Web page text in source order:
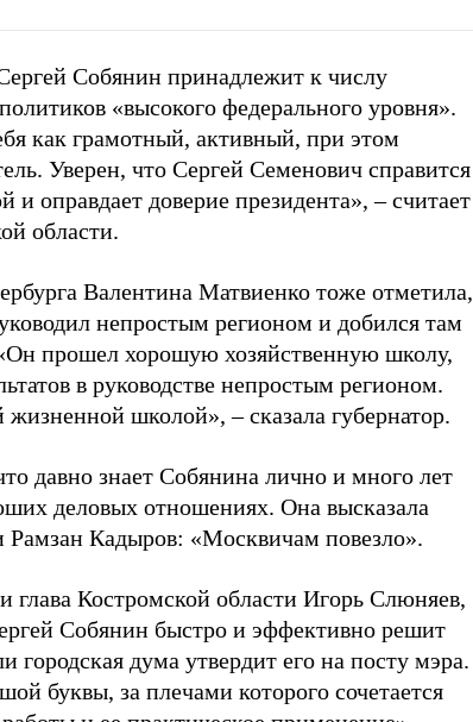
Собянин принадлежит к числу
«высокого федерального уровня».
как грамотный, активный, при этом
Уверен, что Сергей Семенович справится
и оправдает доверие президента», – считает
области.
Валентина Матвиенко тоже отметила,
непростым регионом и добился там
прошел хорошую хозяйственную школу,
в руководстве непростым регионом.
школой», – сказала губернатор.
давно знает Собянина лично и много лет
деловых отношениях. Она высказала
Рамзан Кадыров: «Москвичам повезло».
глава Костромской области Игорь Слюняев,
Собянин быстро и эффективно решит
дума утвердит его на посту мэра.
буквы, за плечами которого сочетается